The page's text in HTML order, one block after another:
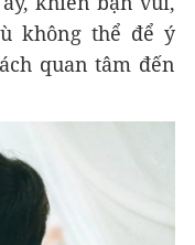
không thể để ý
quan tâm đến